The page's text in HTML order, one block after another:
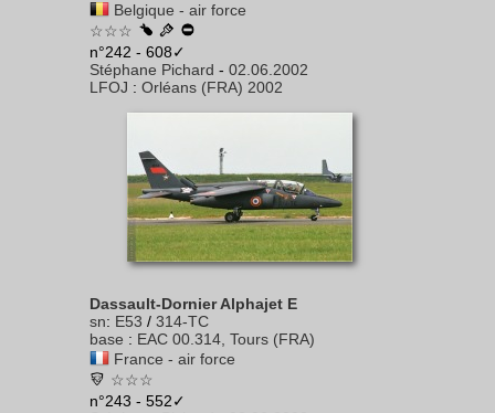
Belgique - air force
☆☆☆
n°242 - 608✓
Stéphane Pichard - 02.06.2002
LFOJ : Orléans (FRA) 2002
Dassault-Dornier Alphajet E
sn: E53 / 314-TC
base : EAC 00.314, Tours (FRA)
France - air force
☆☆☆
n°243 - 552✓